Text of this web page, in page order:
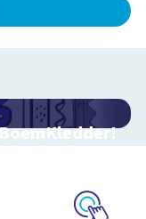
spel en leer